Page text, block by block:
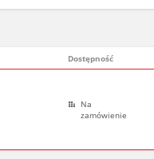
Dostępność
Na
zamówienie